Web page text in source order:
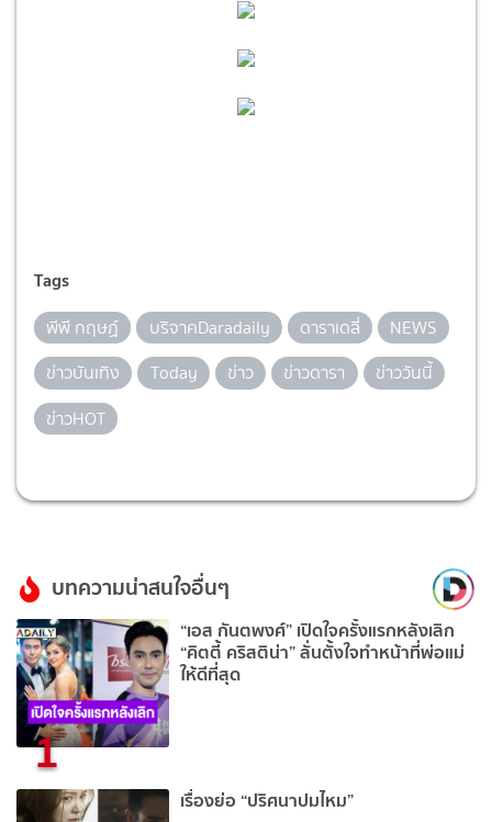
Tags
พีพี กฤษฏ์ บริจาคDaradaily ดาราเดลี่
NEWS
ข่าวบันเทิง
Today ข่าว ข่าวดารา
ข่าววันนี้
ข่าวHOT
บทความน่าสนใจอื่นๆ
1
“เอส กันตพงศ์” เปิดใจครั้งแรกหลังเลิก
“คิตตี้ คริสติน่า” ลั่นตั้งใจทำหน้าที่พ่อแม่
ให้ดีที่สุด
เรื่องย่อ “ปริศนาปมไหม”